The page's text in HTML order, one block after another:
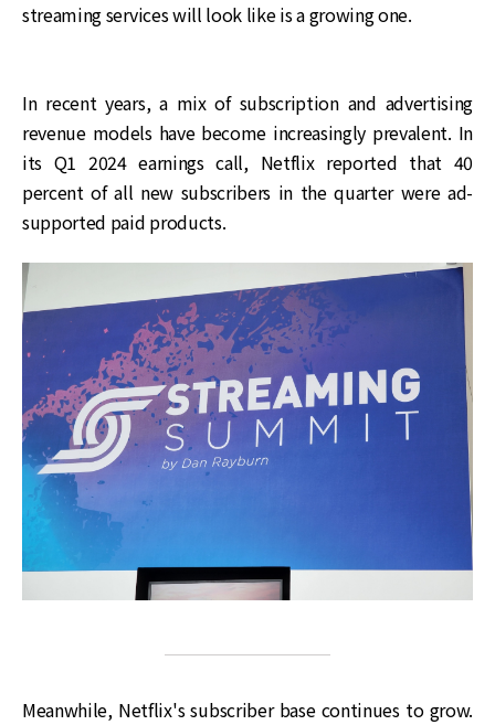
streaming services will look like is a growing one.
In recent years, a mix of subscription and advertising
revenue models have become increasingly prevalent. In
its Q1 2024 earnings call, Netflix reported that 40
percent of all new subscribers in the quarter were ad-
supported paid products.
Meanwhile, Netflix's subscriber base continues to grow.